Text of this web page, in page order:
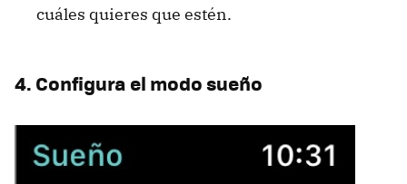
cuáles quieres que estén.
4. Configura el modo sueño